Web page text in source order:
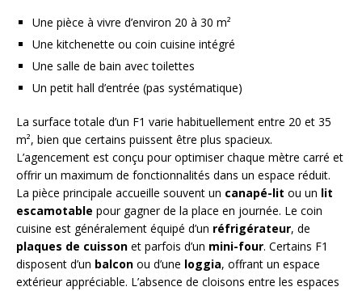
Une pièce à vivre d’environ 20 à 30 m²
Une kitchenette ou coin cuisine intégré
Une salle de bain avec toilettes
Un petit hall d’entrée (pas systématique)
La surface totale d’un F1 varie habituellement entre 20 et 35
m², bien que certains puissent être plus spacieux.
L’agencement est conçu pour optimiser chaque mètre carré et
offrir un maximum de fonctionnalités dans un espace réduit.
La pièce principale accueille souvent un canapé-lit ou un lit
escamotable pour gagner de la place en journée. Le coin
cuisine est généralement équipé d’un réfrigérateur, de
plaques de cuisson et parfois d’un mini-four. Certains F1
disposent d’un balcon ou d’une loggia, offrant un espace
extérieur appréciable. L’absence de cloisons entre les espaces